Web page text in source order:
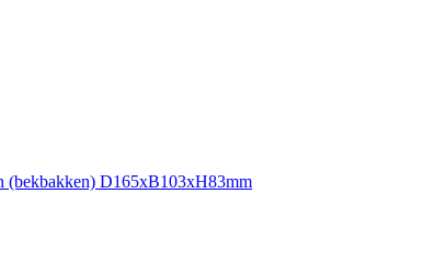
(bekbakken) D165xB103xH83mm